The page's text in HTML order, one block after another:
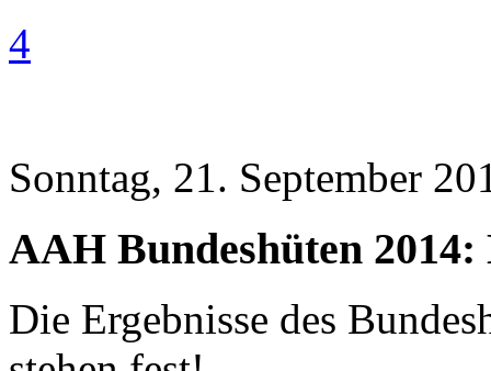
4
Sonntag, 21. September
AAH Bundeshüten 2014:
Die Ergebnisse des